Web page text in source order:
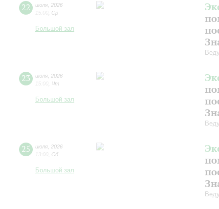
22 июля 2026
15:00 Ср
Большой зал
23 июля 2026
15:00 Чт
Большой зал
25 июля 2026
13:00 Сб
Большой зал